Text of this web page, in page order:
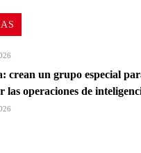
crean un grupo especial
las operaciones de